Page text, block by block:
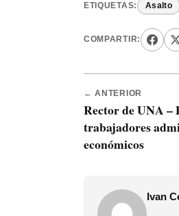
ETIQUETAS: Asalto
COMPARTIR:
← ANTERIOR
Rector de UNA –
trabajadores
económicos
Ivan